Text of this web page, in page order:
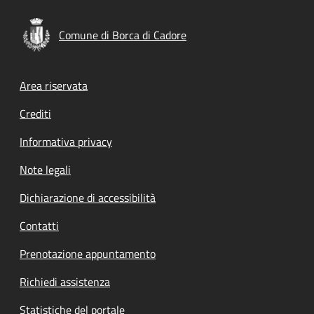
Comune di Borca di Cadore
Footer menu
Area riservata
Crediti
Informativa privacy
Note legali
Dichiarazione di accessibilità
Contatti
Prenotazione appuntamento
Richiedi assistenza
Statistiche del portale